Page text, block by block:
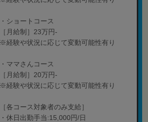
・ショートコース
［月給制］23万円-
※経験や状況に応じて変動可能性有り
・ママさんコース
［月給制］20万円-
※経験や状況に応じて変動可能性有り
［各コース対象者のみ支給］
・休日出勤手当:15,000円/日